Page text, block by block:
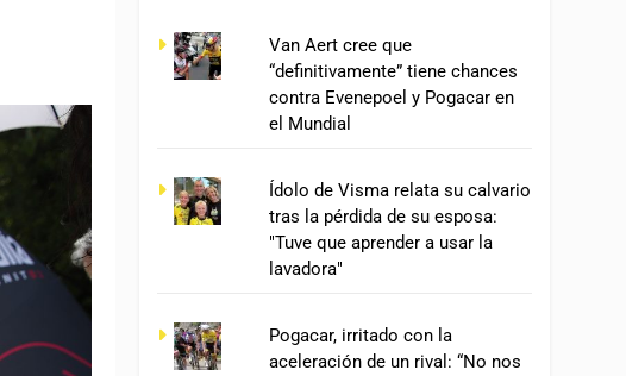
Van Aert cree que
“definitivamente” tiene chances
contra Evenepoel y Pogacar en
el Mundial
Ídolo de Visma relata su calvario
tras la pérdida de su esposa:
"Tuve que aprender a usar la
lavadora"
Pogacar, irritado con la
aceleración de un rival: “No nos